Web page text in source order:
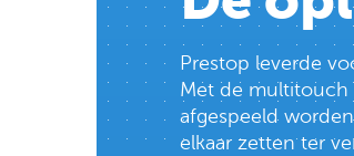
Prestop leverde
Met de multitouch
afgespeeld
elkaar zetten ter